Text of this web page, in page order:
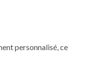
personnalisé, ce